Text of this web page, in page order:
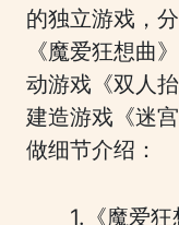
的独立游戏，
《魔爱狂想曲
动游戏《双人
建造游戏《迷
做细节介绍：
1.《魔爱狂